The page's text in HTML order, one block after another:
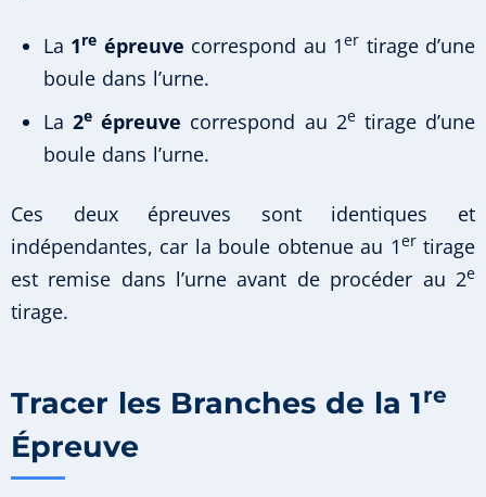
La 1re épreuve correspond au 1er tirage d’une
boule dans l’urne.
La2e épreuve correspond au 2etirage d’une
boule dans l’urne.
Ces deux épreuves sont identiques et
indépendantes, car la boule obtenue au 1ertirage
est remise dans l’urne avant de procéder au 2e
tirage.
Tracer les Branches de la 1re
Épreuve